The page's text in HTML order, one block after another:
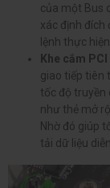
của một Bus
xác định đích
lệnh thực
Khe cắm
giao tiếp tiên
tốc độ truyền
như thẻ mở
Nhờ đó giúp
tải dữ liệu